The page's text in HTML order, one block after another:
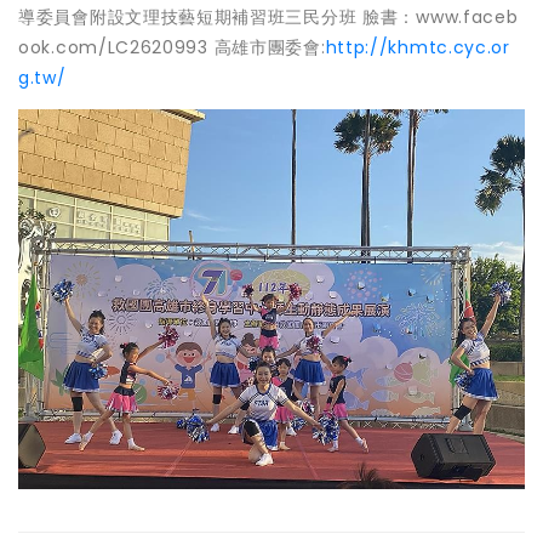
導委員會附設文理技藝短期補習班三民分班 臉書：www.faceb
ook.com/LC2620993 高雄市團委會:http://khmtc.cyc.or
g.tw/